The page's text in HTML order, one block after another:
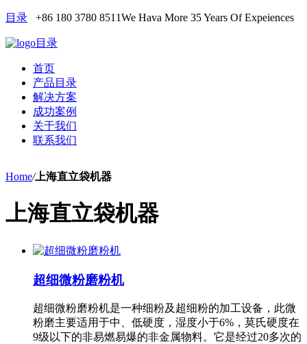
目录 +86 180 3780 8511We Hava More 35 Years Of Expeiences
目录
首页
产品目录
解决方案
成功案例
关于我们
联系我们
Home/上海直立袋机器
上海直立袋机器
超细微粉磨粉机
超细微粉磨粉机是一种细粉及超细粉的加工设备，此微
粉磨主要适用于中、低硬度，湿度小于6%，莫氏硬度在
9级以下的非易燃易爆的非金属物料。它是经过20多次的